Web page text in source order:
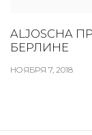
ALJOSCHA
БЕРЛИНЕ
НОЯБРЯ 7, 2018